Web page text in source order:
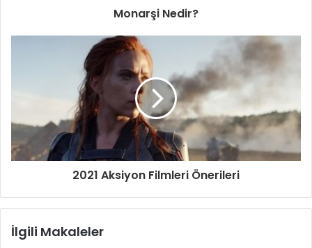
Monarşi Nedir?
2021 Aksiyon Filmleri Önerileri
İlgili Makaleler